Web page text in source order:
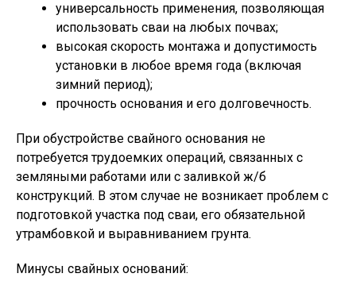
универсальность применения, позволяющая
использовать сваи на любых почвах;
высокая скорость монтажа и допустимость
установки в любое время года (включая
зимний период);
прочность основания и его долговечность.
При обустройстве свайного основания не
потребуется трудоемких операций, связанных с
земляными работами или с заливкой ж/б
конструкций. В этом случае не возникает проблем с
подготовкой участка под сваи, его обязательной
утрамбовкой и выравниванием грунта.
Минусы свайных оснований: